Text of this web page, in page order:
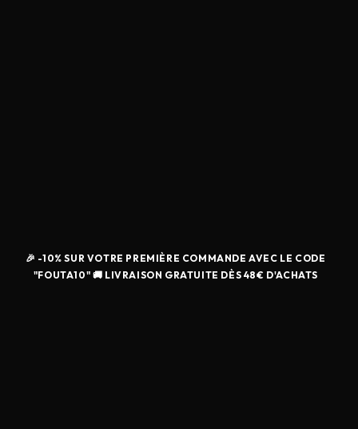
🎉 -10% SUR VOTRE PREMIÈRE COMMANDE AVEC LE CODE
"FOUTA10" 🚚 LIVRAISON GRATUITE DÈS 48€ D'ACHATS